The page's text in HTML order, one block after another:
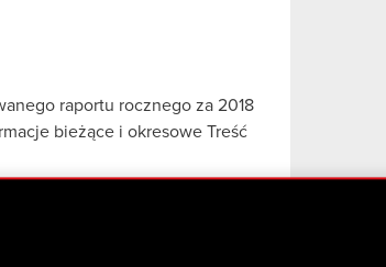
raportu rocznego za 2018
bieżące i okresowe Treść
rocznego za 2018 rok